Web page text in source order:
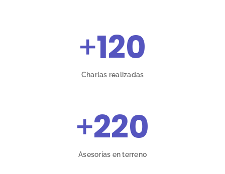
+120
Charlas realizadas
+220
Asesorías en terreno